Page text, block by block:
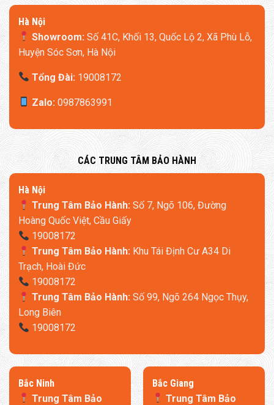
Hà Nội
Showroom: Số 41C, Khối 13, Quốc Lộ 2, Xã Phù Lỗ,
Huyện Sóc Sơn, Hà Nội
Tổng Đài: 19008172
Zalo: 0987863991
​CÁC TRUNG TÂM BẢO HÀNH
​Hà Nội
Trung Tâm Bảo Hành:Số 7, Ngõ 106, Đường
Hoàng Quốc Việt, Cầu Giấy
19008172
Trung Tâm Bảo Hành:Khu Tái Định Cư A34 Di
Trạch, Hoài Đức
19008172
Trung Tâm Bảo Hành:Số 99, Ngõ 264 Ngọc Thụy,
Long Biên
19008172
​Bắc Ninh
Trung Tâm Bảo
​Bắc Giang
Trung Tâm Bảo